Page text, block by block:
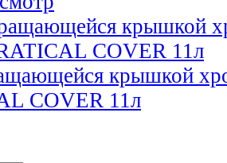
крышкой
COVER 11л